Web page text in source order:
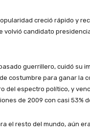
creció rápido y
volvió candidato
guerrillero, cuidó su
costumbre para ganar la
del espectro político, y
de 2009 con casi 53%
el resto del mundo, aún